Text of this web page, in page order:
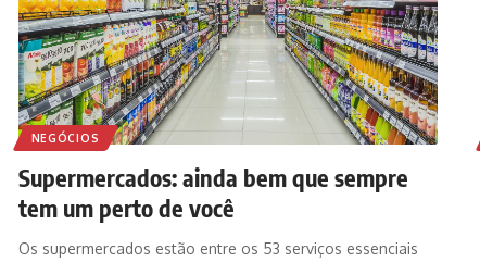
NEGÓCIOS
Supermercados: ainda bem que sempre
tem um perto de você
Os supermercados estão entre os 53 serviços essenciais